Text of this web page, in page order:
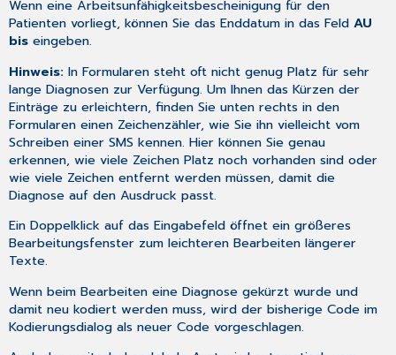
Wenn eineArbeitsunfähigkeitsbescheinigung für den
Patienten vorliegt, können Sie das Enddatum in das FeldAU
bis eingeben.
Hinweis:In Formularen steht oft nicht genug Platz für sehr
lange Diagnosen zur Verfügung. Um Ihnen das Kürzen der
Einträge zu erleichtern, finden Sie unten rechts in den
Formularen einen Zeichenzähler, wie Sie ihn vielleicht vom
Schreiben einer SMS kennen. Hier können Sie genau
erkennen, wie viele Zeichen Platz noch vorhanden sind oder
wie viele Zeichen entfernt werden müssen, damit die
Diagnose auf den Ausdruck passt.
Ein Doppelklick auf das Eingabefeld öffnet ein größeres
Bearbeitungsfenster zum leichteren Bearbeiten längerer
Texte.
Wenn beim Bearbeiten eine Diagnose gekürzt wurde und
damit neu kodiert werden muss, wird der bisherige Code im
Kodierungsdialog als neuer Code vorgeschlagen.